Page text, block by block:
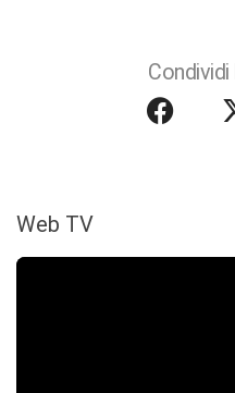
Web TV